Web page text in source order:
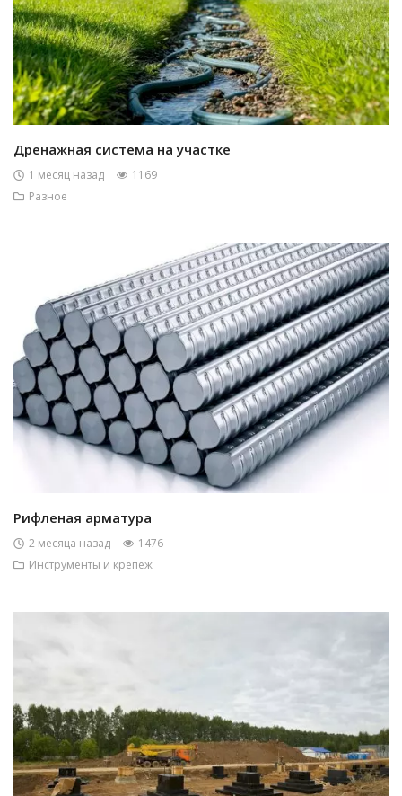
Дренажная система на участке
1 месяц назад
1169
Разное
Рифленая арматура
2 месяца назад
1476
Инструменты и крепеж